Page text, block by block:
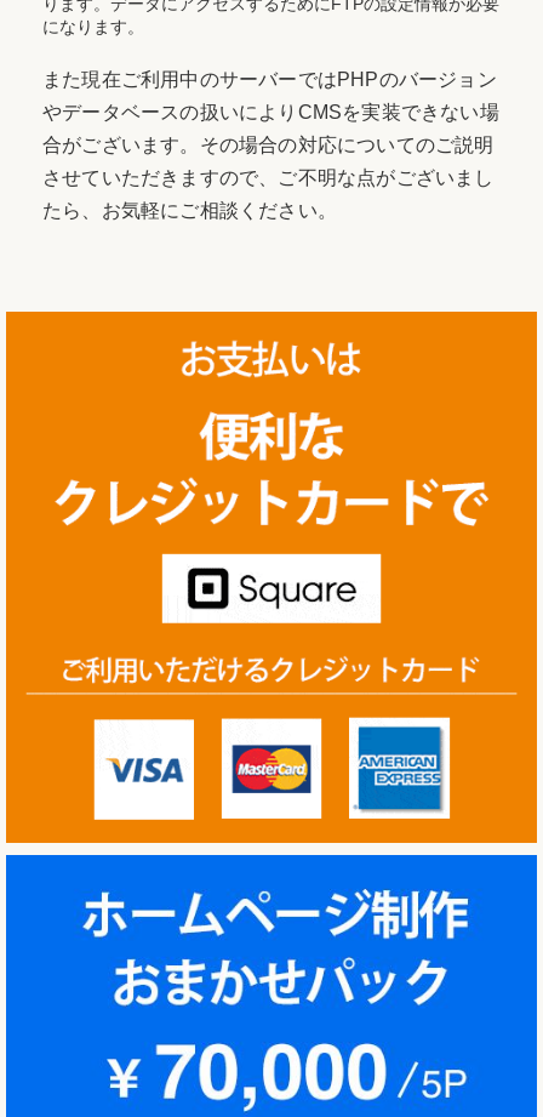
ります。データにアクセスするためにFTPの設定情報が必要
になります。
また現在ご利用中のサーバーではPHPのバージョン
やデータベースの扱いによりCMSを実装できない場
合がございます。その場合の対応についてのご説明
させていただきますので、ご不明な点がございまし
たら、お気軽にご相談ください。